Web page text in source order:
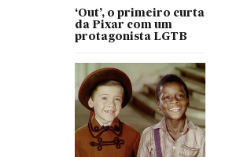
‘Out’, o primeiro curta
da Pixar com um
protagonista LGTB